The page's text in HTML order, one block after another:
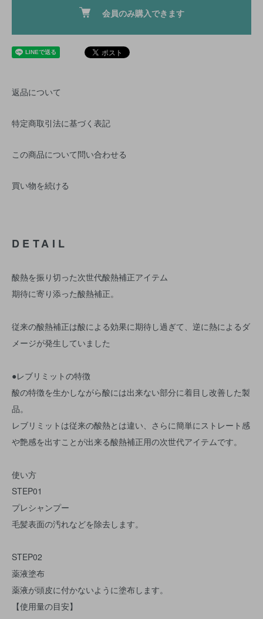
会員のみ購入できます
返品について
特定商取引法に基づく表記
この商品について問い合わせる
買い物を続ける
DETAIL
酸熱を振り切った次世代酸熱補正アイテム
期待に寄り添った酸熱補正。
従来の酸熱補正は酸による効果に期待し過ぎて、逆に熱によるダ
メージが発生していました
●レブリミットの特徴
酸の特徴を生かしながら酸には出来ない部分に着目し改善した製
品。
レブリミットは従来の酸熱とは違い、さらに簡単にストレート感
や艶感を出すことが出来る酸熱補正用の次世代アイテムです。
使い方
STEP01
プレシャンプー
毛髪表面の汚れなどを除去します。
STEP02
薬液塗布
薬液が頭皮に付かないように塗布します。
【使用量の目安】